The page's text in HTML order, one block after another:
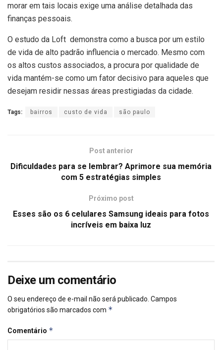
morar em tais locais exige uma análise detalhada das
finanças pessoais.
O estudo da Loft demonstra como a busca por um estilo
de vida de alto padrão influencia o mercado. Mesmo com
os altos custos associados, a procura por qualidade de
vida mantém-se como um fator decisivo para aqueles que
desejam residir nessas áreas prestigiadas da cidade.
Tags: bairros custo de vida são paulo
Post anterior
Dificuldades para se lembrar? Aprimore sua memória
com 5 estratégias simples
Próximo post
Esses são os 6 celulares Samsung ideais para fotos
incríveis em baixa luz
Deixe um comentário
O seu endereço de e-mail não será publicado. Campos
obrigatórios são marcados com *
Comentário *